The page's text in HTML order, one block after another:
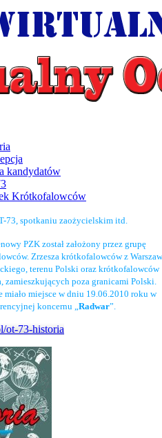
kandydatów
Krótkofalowców
73, spotkaniu zaożycielskim itd.
PZK został założony przez grupę
Zrzesza krótkofalowców z
terenu Polski oraz krótkofalowców
zamieszkujących poza granicami Polski.
miało miejsce w dniu 19.06.2010 roku w
koncernu „Radwar”.
ot-73-historia